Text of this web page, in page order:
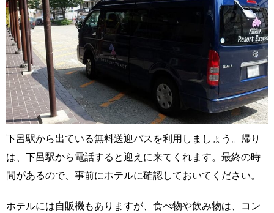
下呂駅から出ている無料送迎バスを利用しましょう。帰り
は、下呂駅から電話すると迎えに来てくれます。最終の時
間があるので、事前にホテルに確認しておいてください。
ホテルには自販機もありますが、食べ物や飲み物は、コン